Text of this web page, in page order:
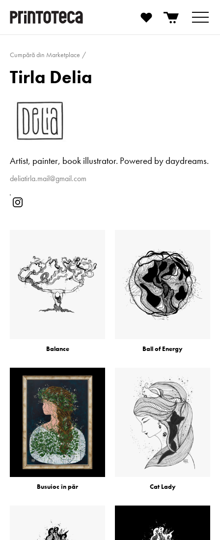
Cumpără din Marketplace
Tirla Delia
Artist, painter, book illustrator. Powered by daydreams.
deliatirla.mail@gmail.com
Balance Ball of Energy
Busuioc în păr Cat Lady